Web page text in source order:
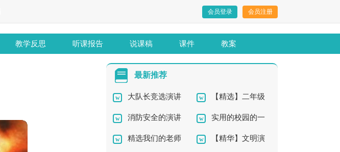
会员登录 会员注册
教学反思 听课报告 说课稿 课件 教案
最新推荐
大队长竞选演讲
稿15篇
【精选】二年级
西瓜作文300字三篇
消防安全的演讲
稿
实用的校园的一
角四年级作文汇编10
精选我们的老师 【精华】文明演